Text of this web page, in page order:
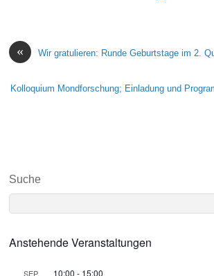
« Wir gratulieren: Runde Geburtstage im 2.
Kolloquium Mondforschung; Einladung und
Suche
Anstehende Veranstaltungen
SEP. 10:00 - 15:00